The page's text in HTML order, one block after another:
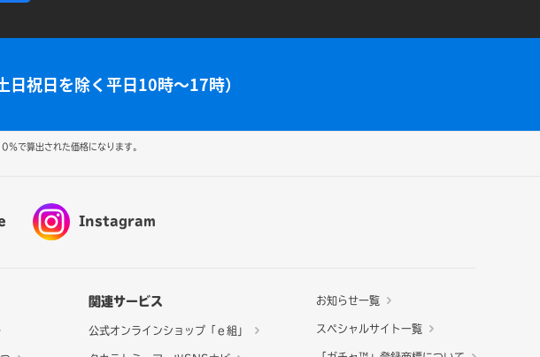
祝日を除く平日10時～17時）
で算出された価格になります。
Instagram
関連サービス
公式オンラインショップ「ｅ組」
お知らせ一覧
スペシャルサイト一覧